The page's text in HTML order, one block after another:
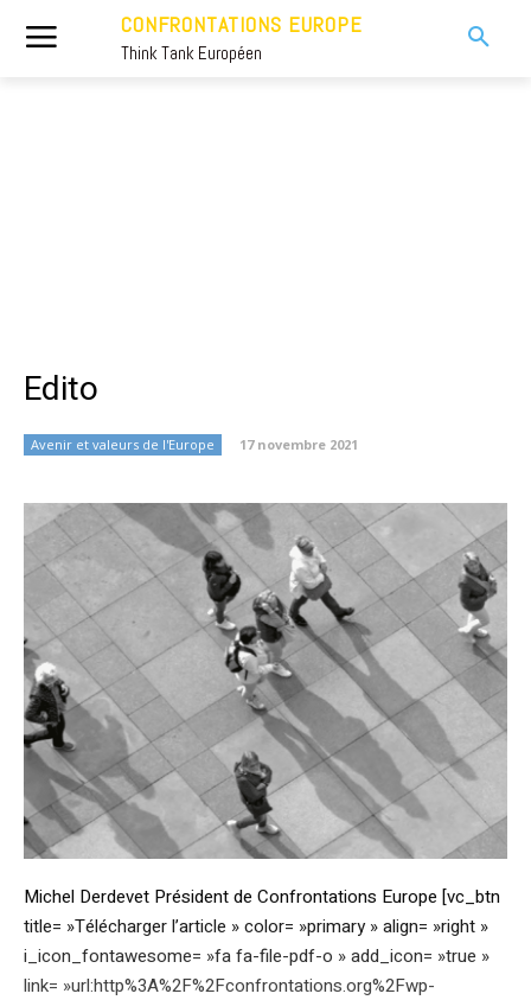
CONFRONTATIONS EUROPE
Think Tank Européen
Edito
Avenir et valeurs de l'Europe 17 novembre 2021
Michel Derdevet Président de Confrontations Europe [vc_btn
title= »Télécharger l’article » color= »primary » align= »right »
i_icon_fontawesome= »fa fa-file-pdf-o » add_icon= »true »
link= »url:http%3A%2F%2Fconfrontations.org%2Fwp-